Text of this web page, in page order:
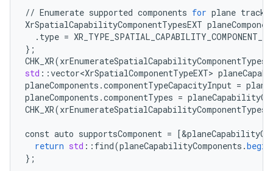
// Enumerate supported components for plane
XrSpatialCapabilityComponentTypesEXT
. type =
} ;
CHK_XR(
std : :vector<XrSpatialComponentTypeEXT>
planeComponents .componentTypeCapacityInput =
planeComponents .componentTypes =
CHK_XR(
const auto supportsComponent = [&
return std : : find(planeCapabilityComponents .begin
} ;